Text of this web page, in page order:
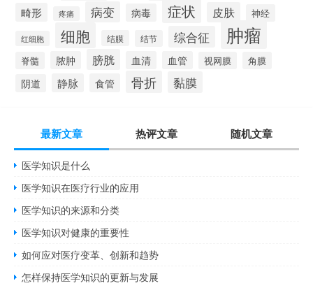
畸形 疼痛 病变 病毒 症状 皮肤 神经
红细胞 细胞 结膜 结节 综合征 肿瘤
脊髓 脓肿 膀胱 血清 血管 视网膜 角膜
阴道 静脉 食管 骨折 黏膜
最新文章 热评文章 随机文章
医学知识是什么
医学知识在医疗行业的应用
医学知识的来源和分类
医学知识对健康的重要性
如何应对医疗变革、创新和趋势
怎样保持医学知识的更新与发展